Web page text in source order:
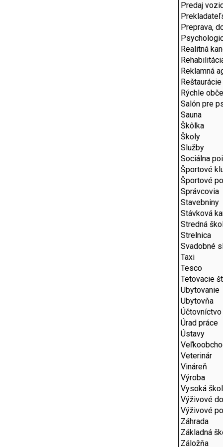
Predaj
Preprava,
Realitná
Reklamná
Reštaurácie
Rýchle
Salón pre
Sauna
Škôlka
Školy
Služby
Sociálna
Športové
Športové
Správcovia
Stavebniny
Stávková
Stredná
Strelnica
Svadobné
Taxi
Tesco
Tetovacie
Ubytovanie
Ubytovňa
Účtovníctvo
Úrad práce
Ústavy
Veterinár
Vináreň
Výroba
Vysoká
Výživové
Výživové
Záhrada
Základná
Záložňa